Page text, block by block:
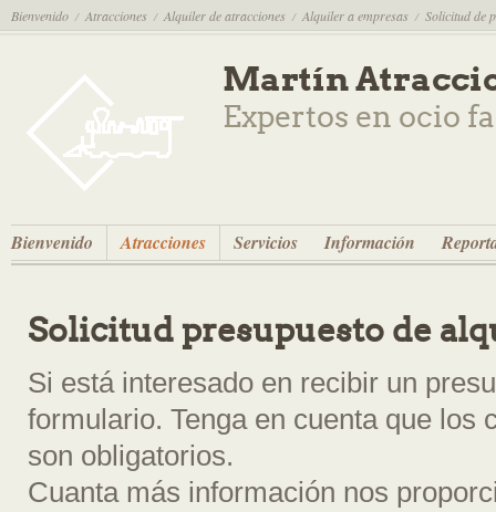
Bienvenido / Atracciones / Alquiler de atracciones / Alquiler a empresas / Solicitud de
Martín
Expertos en ocio
Bienvenido Atracciones Servicios Información
Solicitud presupuesto de
Si está interesado en recibir un
formulario. Tenga en cuenta que los
son obligatorios.
Cuanta más información nos